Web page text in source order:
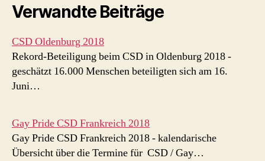
Verwandte Beiträge
CSD Oldenburg 2018
Rekord-Beteiligung beim CSD in Oldenburg 2018 -
geschätzt 16.000 Menschen beteiligten sich am 16.
Juni…
Gay Pride CSD Frankreich 2018
Gay Pride CSD Frankreich 2018 - kalendarische
Übersicht über die Termine für CSD / Gay…